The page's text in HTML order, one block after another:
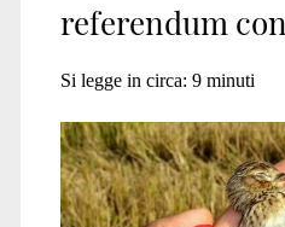
referendum
Si legge in circa: 9 minuti